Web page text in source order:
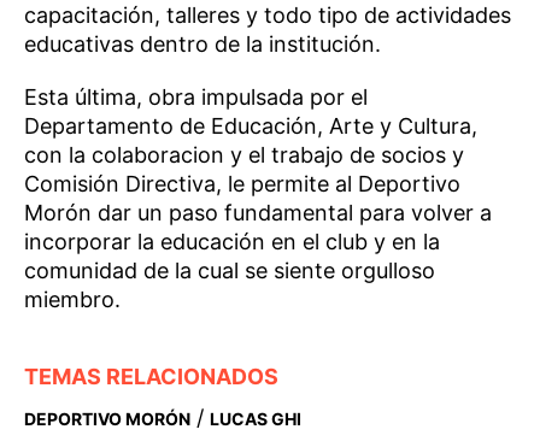
capacitación, talleres y todo tipo de actividades
educativas dentro de la institución.
Esta última, obra impulsada por el
Departamento de Educación, Arte y Cultura,
con la colaboracion y el trabajo de socios y
Comisión Directiva, le permite al Deportivo
Morón dar un paso fundamental para volver a
incorporar la educación en el club y en la
comunidad de la cual se siente orgulloso
miembro.
TEMAS RELACIONADOS
DEPORTIVO MORÓN / LUCAS GHI